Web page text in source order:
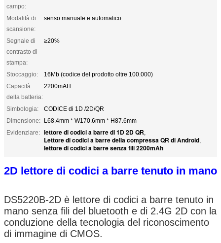
campo:
Modalità di
scansione:
senso manuale e automatico
Segnale di
contrasto di
stampa:
≥20%
Stoccaggio:
16Mb (codice del prodotto oltre 100.000)
Capacità
della batteria:
2200mAH
Simbologia:
CODICE di 1D /2D/QR
Dimensione: L68.4mm * W170.6mm * H87.6mm
Evidenziare: lettore di codici a barre di 1D 2D QR,
Lettore di codici a barre della compressa QR di Android,
lettore di codici a barre senza fili 2200mAh
2D lettore di codici a barre tenuto in mano
DS5220B-2D è lettore di codici a barre tenuto in
mano senza fili del bluetooth e di 2.4G 2D con la
conduzione della tecnologia del riconoscimento
di immagine di CMOS.